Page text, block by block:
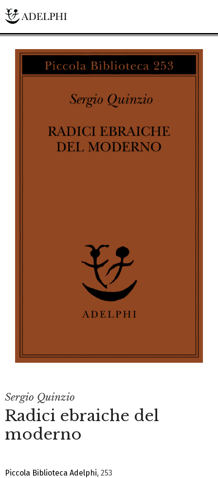
Sergio Quinzio
Radici ebraiche del
moderno
Piccola Biblioteca Adelphi, 253